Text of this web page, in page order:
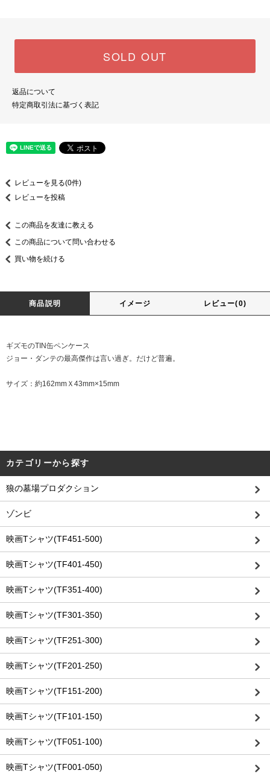
SOLD OUT
返品について
特定商取引法に基づく表記
レビューを見る(0件)
レビューを投稿
この商品を友達に教える
この商品について問い合わせる
買い物を続ける
商品説明 イメージ レビュー(0)
ギズモのTIN缶ペンケース
ジョー・ダンテの最高傑作は言い過ぎ。だけど普遍。
サイズ：約162mmＸ43mm×15mm
カテゴリーから探す
狼の墓場プロダクション
ゾンビ
映画Tシャツ(TF451-500)
映画Tシャツ(TF401-450)
映画Tシャツ(TF351-400)
映画Tシャツ(TF301-350)
映画Tシャツ(TF251-300)
映画Tシャツ(TF201-250)
映画Tシャツ(TF151-200)
映画Tシャツ(TF101-150)
映画Tシャツ(TF051-100)
映画Tシャツ(TF001-050)